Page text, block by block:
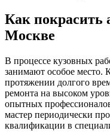
Как покрасить
Москве
В процессе кузовных
занимают особое место.
протяжении долгого
ремонта на высоком
опытных
мастер периодически
квалификации в